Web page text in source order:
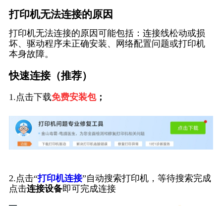
打印机无法连接的原因
打印机无法连接的原因可能包括：连接线松动或损
坏、驱动程序未正确安装、网络配置问题或打印机
本身故障。
快速连接（推荐）
1.点击下载免费安装包；
2.点击“打印机连接”自动搜索打印机，等待搜索完成
点击连接设备即可完成连接